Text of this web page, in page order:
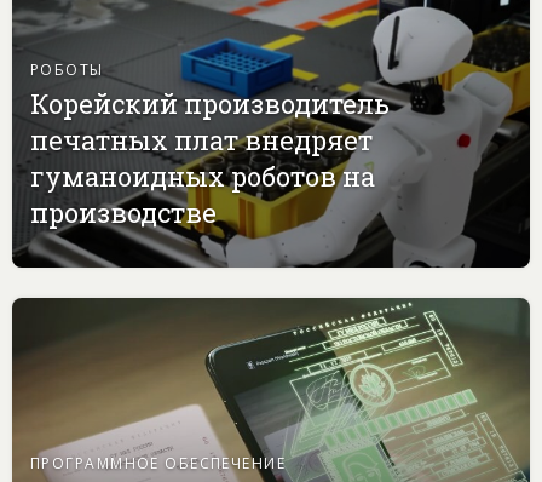
РОБОТЫ
Корейский производитель
печатных плат внедряет
гуманоидных роботов на
производстве
ПРОГРАММНОЕ ОБЕСПЕЧЕНИЕ